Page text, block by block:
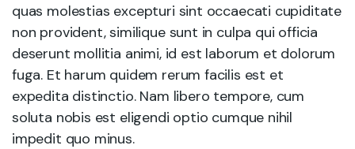
quas molestias excepturi sint occaecati cupiditate
non provident, similique sunt in culpa qui officia
deserunt mollitia animi, id est laborum et dolorum
fuga. Et harum quidem rerum facilis est et
expedita distinctio. Nam libero tempore, cum
soluta nobis est eligendi optio cumque nihil
impedit quo minus.